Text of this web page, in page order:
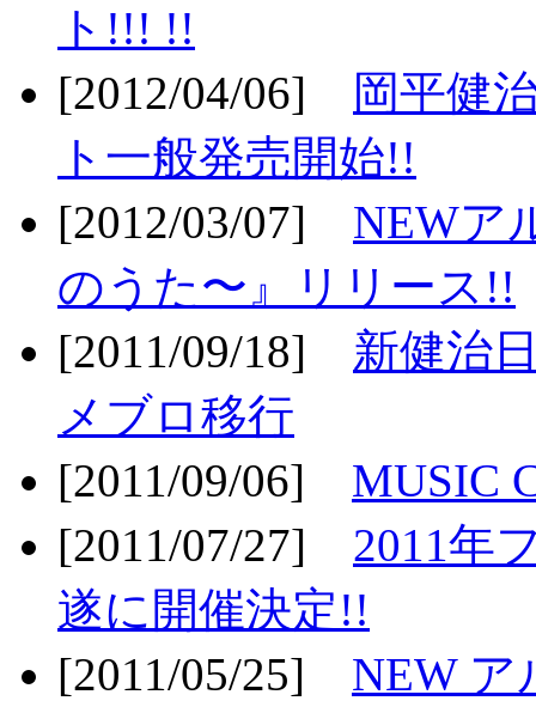
ト!!! !!
[2012/04/06]
岡平健
ト一般発売開始!!
[2012/03/07] NEWア
のうた〜』リリース!!
[2011/09/18] 新健治
メブロ移行
[2011/09/06] MUSIC
[2011/07/27] 2011年
遂に開催決定!!
[2011/05/25] NEW